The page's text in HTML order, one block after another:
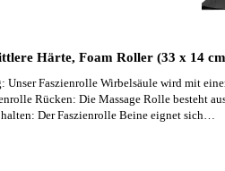
Härte, Foam Roller (33 x 14
Unser Faszienrolle Wirbelsäule wird mit
Rücken: Die Massage Rolle besteht
Der Faszienrolle Beine eignet sich…